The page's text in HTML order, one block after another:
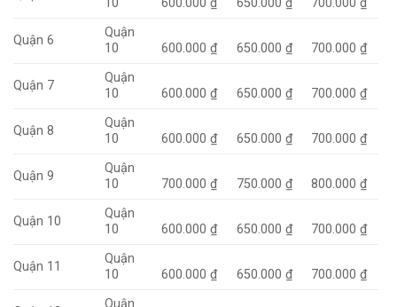
10 600.000 ₫ 650.000 ₫ 700.000 ₫
Quận 6
Quận
10
600.000 ₫ 650.000 ₫ 700.000 ₫
Quận 7
Quận
10
600.000 ₫ 650.000 ₫ 700.000 ₫
Quận 8
Quận
10
600.000 ₫ 650.000 ₫ 700.000 ₫
Quận 9
Quận
10
700.000 ₫ 750.000 ₫ 800.000 ₫
Quận 10
Quận
10
600.000 ₫ 650.000 ₫ 700.000 ₫
Quận 11
Quận
10
600.000 ₫ 650.000 ₫ 700.000 ₫